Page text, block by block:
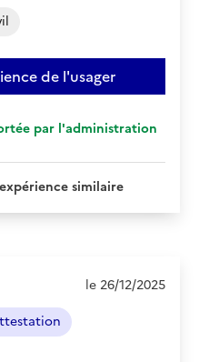
de l'usager
par l'administration
similaire
le 26/12/2025